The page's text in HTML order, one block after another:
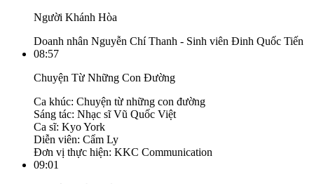
Người Khánh Hòa
Doanh nhân Nguyễn Chí Thanh - Sinh viên Đinh Quốc Tiến
08:57
Chuyện Từ Những Con Đường
Ca khúc: Chuyện từ những con đường
Sáng tác: Nhạc sĩ Vũ Quốc Việt
Ca sĩ: Kyo York
Diễn viên: Cẩm Ly
Đơn vị thực hiện: KKC Communication
09:01